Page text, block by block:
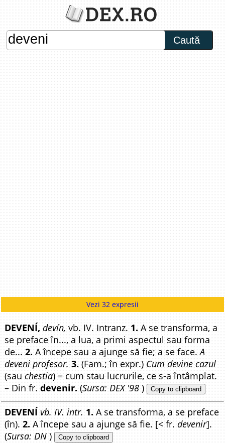
Caută
Vezi 32 expresii
DEVENÍ, devín, vb. IV. Intranz. 1. A se transforma, a
se preface în..., a lua, a primi aspectul sau forma
de...2. A începe sau a ajunge să fie; a se face.A
deveni profesor. 3. (Fam.; în expr.) Cum devine cazul
(sauchestia) = cum stau lucrurile, ce s-a întâmplat.
– Din fr.devenir. (Sursa: DEX '98 ) Copy to clipboard
DEVENÍ vb. IV. intr. 1. A se transforma, a se preface
(în).2. A începe sau a ajunge să fie. [< fr.devenir].
(Sursa: DN ) Copy to clipboard